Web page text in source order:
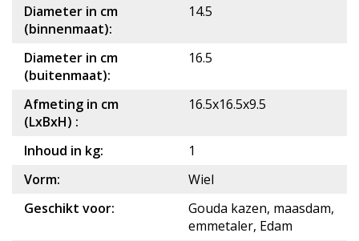
Diameter in cm
(binnenmaat):
14.5
Diameter in cm
(buitenmaat):
16.5
Afmeting in cm
(LxBxH) :
16.5x16.5x9.5
Inhoud in kg:
1
Vorm:
Wiel
Geschikt voor:
Gouda kazen, maasdam,
emmetaler, Edam